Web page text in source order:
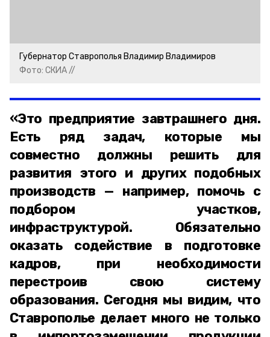
Губернатор Ставрополья Владимир Владимиров
Фото: СКИА //
«Это предприятие завтрашнего дня.
Есть ряд задач, которые мы
совместно должны решить для
развития этого и других подобных
производств — например, помочь с
подбором участков,
инфраструктурой. Обязательно
оказать содействие в подготовке
кадров, при необходимости
перестроив свою систему
образования. Сегодня мы видим, что
Ставрополье делает много не только